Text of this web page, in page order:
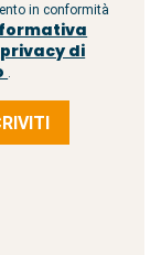
in conformità
di
.